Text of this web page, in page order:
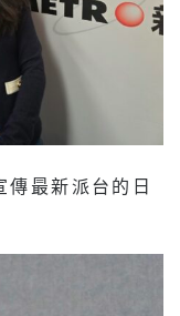
傳最新派台的日